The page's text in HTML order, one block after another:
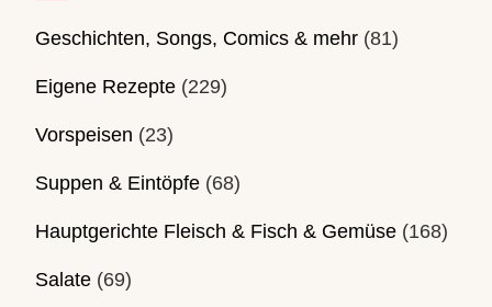
Geschichten, Songs, Comics & mehr (81)
Eigene Rezepte (229)
Vorspeisen (23)
Suppen & Eintöpfe (68)
Hauptgerichte Fleisch & Fisch & Gemüse (168)
Salate (69)